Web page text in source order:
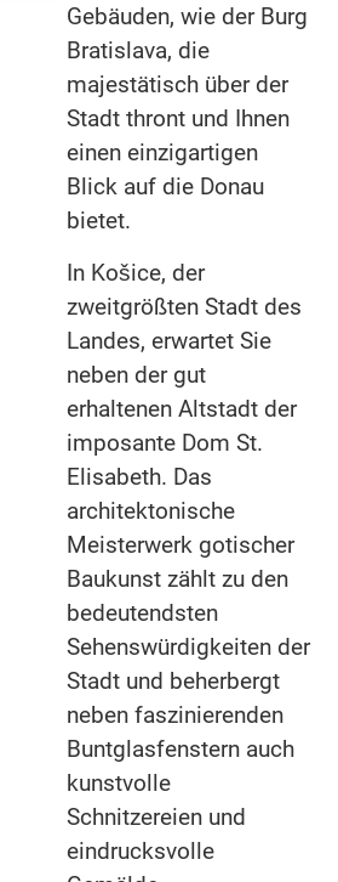
Gebäuden, wie der Burg
Bratislava, die
majestätisch über der
Stadt thront und Ihnen
einen einzigartigen
Blick auf die Donau
bietet.
In Košice, der
zweitgrößten Stadt des
Landes, erwartet Sie
neben der gut
erhaltenen Altstadt der
imposante Dom St.
Elisabeth. Das
architektonische
Meisterwerk gotischer
Baukunst zählt zu den
bedeutendsten
Sehenswürdigkeiten der
Stadt und beherbergt
neben faszinierenden
Buntglasfenstern auch
kunstvolle
Schnitzereien und
eindrucksvolle